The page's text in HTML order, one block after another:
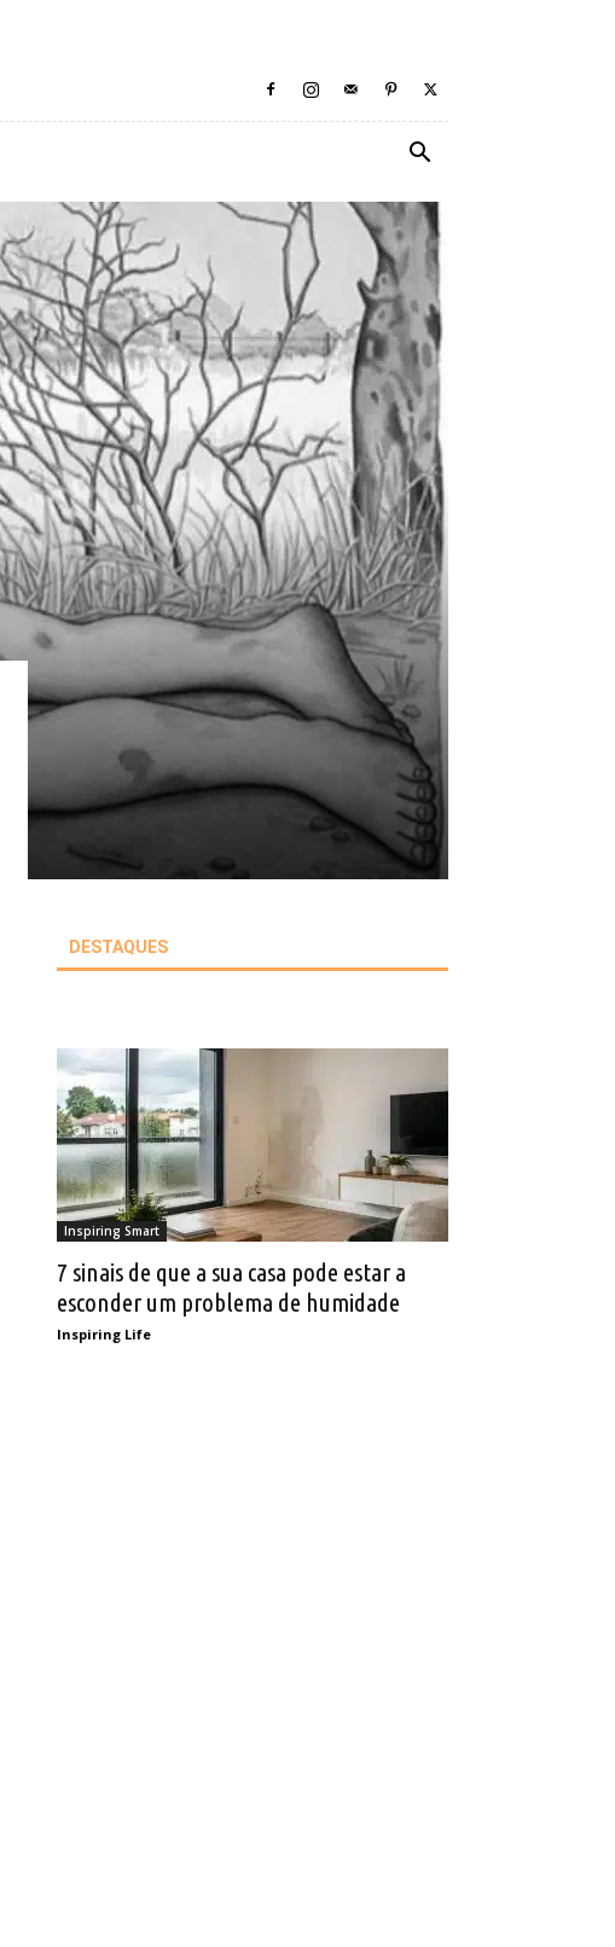
DESTAQUES
Inspiring Smart
7 sinais de que a sua casa pode estar a
esconder um problema de humidade
Inspiring Life